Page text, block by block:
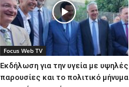
Focus Web TV
Εκδήλωση για την υγεία με υψηλές
παρουσίες και το πολιτικό μήνυμα